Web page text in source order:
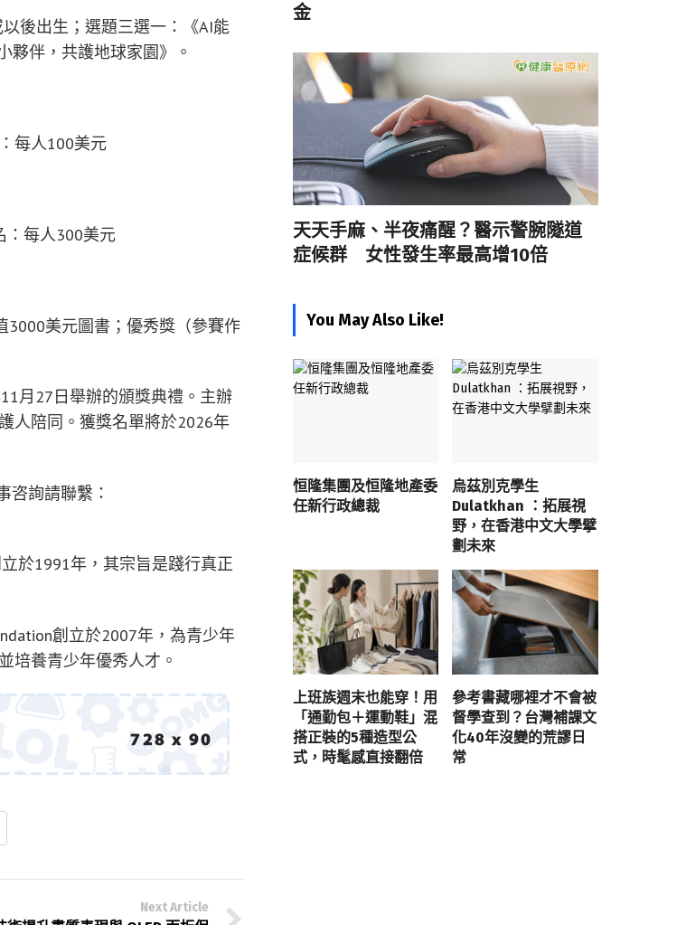
後出生；選題三選一：《AI能
夥伴，共護地球家園》。
每人100美元
：每人300美元
美元圖書；優秀獎（參賽作
月27日舉辦的頒獎典禮。主辦
人陪同。獲獎名單將於2026年
咨詢請聯繫：
於1991年，其宗旨是踐行真正
創立於2007年，為青少年
培養青少年優秀人才。
Next Article
金
天天手麻、半夜痛醒？醫示警腕隧道
症候群 女性發生率最高增10倍
You May Also Like!
恒隆集團及恒隆地產委
任新行政總裁
烏茲別克學生
Dulatkhan ：拓展視
野，在香港中文大學擘
劃未來
上班族週末也能穿！用
「通勤包＋運動鞋」混
搭正裝的5種造型公
式，時髦感直接翻倍
參考書藏哪裡才不會被
督學查到？台灣補課文
化40年沒變的荒謬日
常